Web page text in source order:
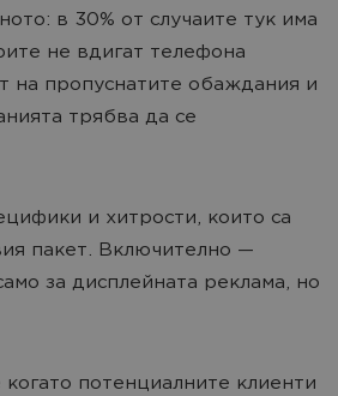
в 30% от случаите тук има
не вдигат телефона
на пропуснатите обаждания и
трябва да се
и хитрости, които са
пакет. Включително —
за дисплейната реклама, но
потенциалните клиенти